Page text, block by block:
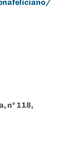
nº 118,